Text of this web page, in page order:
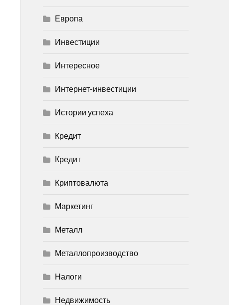
Европа
Инвестиции
Интересное
Интернет-инвестиции
Истории успеха
Кредит
Кредит
Криптовалюта
Маркетинг
Металл
Металлопроизводство
Налоги
Недвижимость